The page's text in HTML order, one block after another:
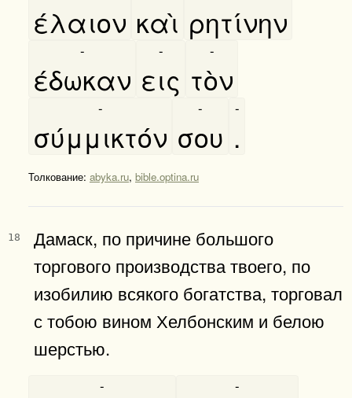
έλαιον καὶ ρητίνην
έδωκαν
-
εις
-
τὸν
-
σύμμικτόν
-
σου
-
.
-
Толкование: abyka.ru, bible.optina.ru
18
Дамаск, по причине большого
торгового производства твоего, по
изобилию всякого богатства, торговал
с тобою вином Хелбонским и белою
шерстью.
- -